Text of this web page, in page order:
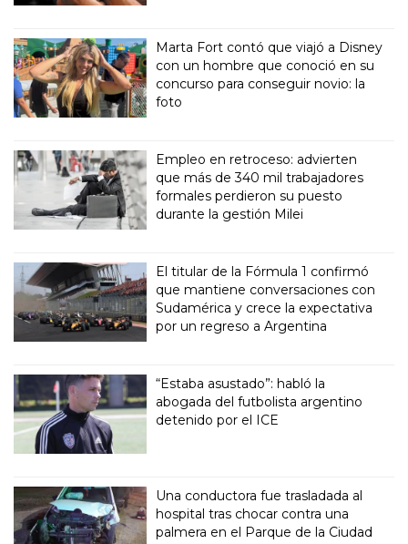
Marta Fort contó que viajó a Disney
con un hombre que conoció en su
concurso para conseguir novio: la
foto
Empleo en retroceso: advierten
que más de 340 mil trabajadores
formales perdieron su puesto
durante la gestión Milei
El titular de la Fórmula 1 confirmó
que mantiene conversaciones con
Sudamérica y crece la expectativa
por un regreso a Argentina
“Estaba asustado”: habló la
abogada del futbolista argentino
detenido por el ICE
Una conductora fue trasladada al
hospital tras chocar contra una
palmera en el Parque de la Ciudad